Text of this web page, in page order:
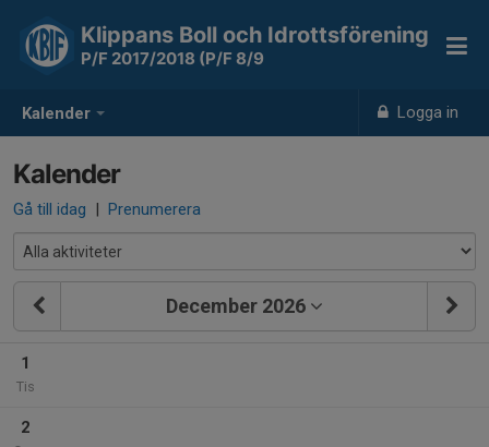
Kalender Logga in
Klippans Boll och Idrottsförening
P/F 2017/2018 (P/F 8/9
Kalender
Gå till idag | Prenumerera
December 2026
1
Tis
2